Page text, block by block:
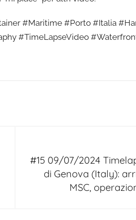
#Maritime #Porto #Italia
#TimeLapseVideo
#15 09/07/2024
di Genova (Italy):
MSC,